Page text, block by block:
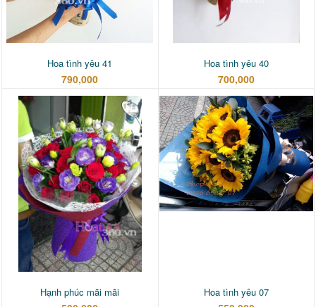
Hoa tình yêu 41
790,000
Hoa tình yêu 40
700,000
Hạnh phúc mãi mãi Hoa tình yêu 07